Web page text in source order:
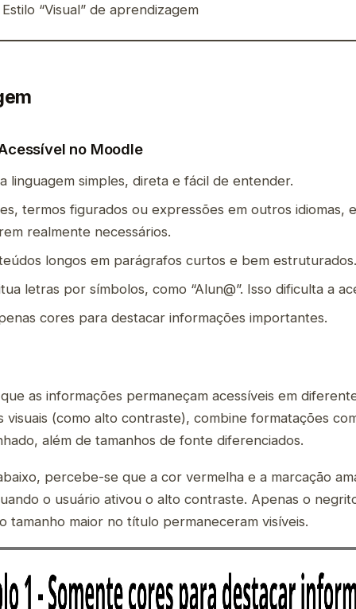
“Visual” de aprendizagem
no Moodle
linguagem simples, direta e fácil de entender.
termos figurados ou expressões em outros idiomas,
realmente necessários.
longos em parágrafos curtos e bem estruturados.
letras por símbolos, como “Alun@”. Isso dificulta a
cores para destacar informações importantes.
as informações permaneçam acessíveis em
visuais (como alto contraste), combine formatações
além de tamanhos de fonte diferenciados.
percebe-se que a cor vermelha e a marcação
o usuário ativou o alto contraste. Apenas o
tamanho maior no título permaneceram visíveis.